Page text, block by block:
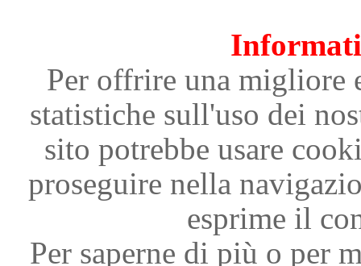
Per offrire una migliore
statistiche sull'uso dei
sito potrebbe usare
proseguire nella
esprime il
Per saperne di più o per